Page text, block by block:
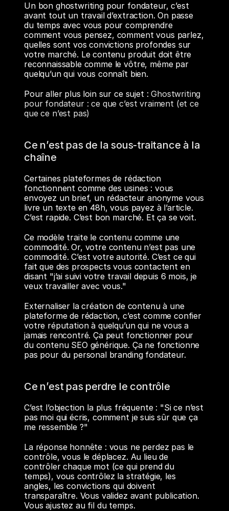
Un bon ghostwriting pour fondateur, c’est
avant tout un travail d’extraction. On passe
du temps avec vous pour comprendre
comment vous pensez, comment vous parlez,
quelles sont vos convictions profondes sur
votre marché. Le contenu produit doit être
reconnaissable comme le vôtre, même par
quelqu’un qui vous connaît bien.
Pour aller plus loin sur ce sujet : Ghostwriting
pour fondateur : ce que c’est vraiment (et ce
que ce n’est pas)
Ce n’est pas de la sous-traitance à la
chaîne
Certaines plateformes de rédaction
fonctionnent comme des usines : vous
envoyez un brief, un rédacteur anonyme vous
livre un texte en 48h, vous payez à l’article.
C’est rapide. C’est bon marché. Et ça se voit.
Ce modèle traite le contenu comme une
commodité. Or, votre contenu n’est pas une
commodité. C’est votre autorité. C’est ce qui
fait que des prospects vous contactent en
disant "j’ai suivi votre travail depuis 6 mois, je
veux travailler avec vous."
Externaliser la création de contenu à une
plateforme de rédaction, c’est comme confier
votre réputation à quelqu’un qui ne vous a
jamais rencontré. Ça peut fonctionner pour
du contenu SEO générique. Ça ne fonctionne
pas pour du personal branding fondateur.
Ce n’est pas perdre le contrôle
C’est l’objection la plus fréquente : "Si ce n’est
pas moi qui écris, comment je suis sûr que ça
me ressemble ?"
La réponse honnête : vous ne perdez pas le
contrôle, vous le déplacez. Au lieu de
contrôler chaque mot (ce qui prend du
temps), vous contrôlez la stratégie, les
angles, les convictions qui doivent
transparaître. Vous validez avant publication.
Vous ajustez au fil du temps.